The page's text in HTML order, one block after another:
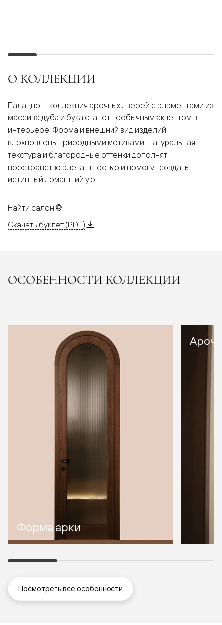
О КОЛЛЕКЦИИ
Палаццо — коллекция арочных дверей с элементами из
массива дуба и бука станет необычным акцентом в
интерьере. Форма и внешний вид изделий
вдохновлены природными мотивами. Натуральная
текстура и благородные оттенки дополнят
пространство элегантностью и помогут создать
истинный домашний уют.
Найти салон
Скачать буклет (PDF)
ОСОБЕННОСТИ КОЛЛЕКЦИИ
Форма арки
Посмотреть все особенности